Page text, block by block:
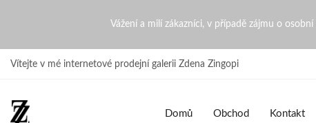
Akvamarín, Stříbrná mince,
Vážení a milí zákazníci, v případě zájmu o
Vítejte v mé internetové prodejní galerii Zdena Zingopi
Domů Obchod Kontakt